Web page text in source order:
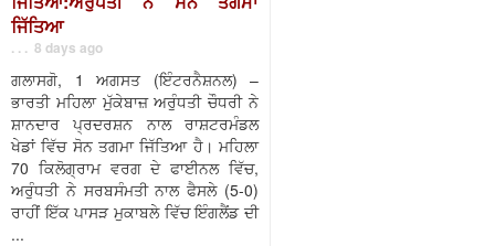
ਜਿੱਤਿਆ
. . . 8 days ago
ਗਲਾਸਗੋ, 1 ਅਗਸਤ (ਇੰਟਰਨੈਸ਼ਨਲ) –
ਭਾਰਤੀ ਮਹਿਲਾ ਮੁੱਕੇਬਾਜ਼ ਅਰੁੰਧਤੀ ਚੌਧਰੀ ਨੇ
ਸ਼ਾਨਦਾਰ ਪ੍ਰਦਰਸ਼ਨ ਨਾਲ ਰਾਸ਼ਟਰਮੰਡਲ
ਖੇਡਾਂ ਵਿੱਚ ਸੋਨ ਤਗਮਾ ਜਿੱਤਿਆ ਹੈ। ਮਹਿਲਾ
70 ਕਿਲੋਗ੍ਰਾਮ ਵਰਗ ਦੇ ਫਾਈਨਲ ਵਿੱਚ,
ਅਰੁੰਧਤੀ ਨੇ ਸਰਬਸੰਮਤੀ ਨਾਲ ਫੈਸਲੇ (5-0)
ਰਾਹੀਂ ਇੱਕ ਪਾਸੜ ਮੁਕਾਬਲੇ ਵਿੱਚ ਇੰਗਲੈਂਡ ਦੀ
...